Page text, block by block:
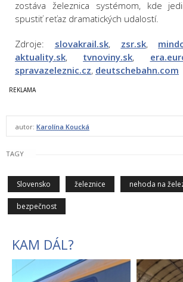
zostáva železnica systémom, kde
spustiť reťaz dramatických udalostí.
Zdroje: slovakrail.sk, zsr.sk,
aktuality.sk, tvnoviny.sk,
spravazeleznic.cz, deutschebahn.com
autor: Karolína Koucká
TAGY
Slovensko železnice nehoda na
bezpečnost
KAM DÁL?